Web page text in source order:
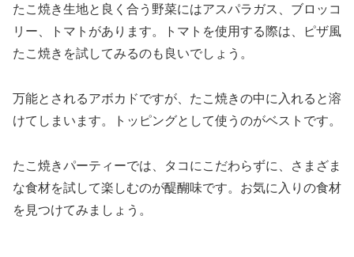
たこ焼き生地と良く合う野菜にはアスパラガス、ブロッコ
リー、トマトがあります。トマトを使用する際は、ピザ風
たこ焼きを試してみるのも良いでしょう。
万能とされるアボカドですが、たこ焼きの中に入れると溶
けてしまいます。トッピングとして使うのがベストです。
たこ焼きパーティーでは、タコにこだわらずに、さまざま
な食材を試して楽しむのが醍醐味です。お気に入りの食材
を見つけてみましょう。